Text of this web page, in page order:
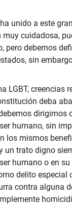
unido a este
cuidadosa,
pero debemos
sin
LGBT, creencias
deba
dirigirnos
humano, sin
los mismos
un trato digno
humano o en
delito
contra alguna